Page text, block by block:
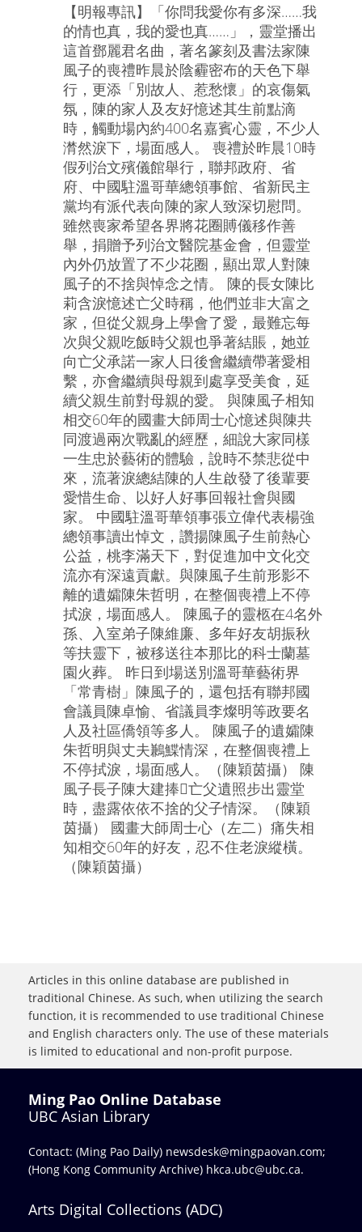
【明報專訊】「你問我愛你有多深……我
的情也真，我的愛也真……」，靈堂播出
這首鄧麗君名曲，著名篆刻及書法家陳
風子的喪禮昨晨於陰霾密布的天色下舉
行，更添「別故人、惹愁懷」的哀傷氣
氛，陳的家人及友好憶述其生前點滴
時，觸動場內約400名嘉賓心靈，不少人
潸然淚下，場面感人。 喪禮於昨晨10時
假列治文殯儀館舉行，聯邦政府、省
府、中國駐溫哥華總領事館、省新民主
黨均有派代表向陳的家人致深切慰問。
雖然喪家希望各界將花圈賻儀移作善
舉，捐贈予列治文醫院基金會，但靈堂
內外仍放置了不少花圈，顯出眾人對陳
風子的不捨與悼念之情。 陳的長女陳比
莉含淚憶述亡父時稱，他們並非大富之
家，但從父親身上學會了愛，最難忘每
次與父親吃飯時父親也爭著結賬，她並
向亡父承諾一家人日後會繼續帶著愛相
繫，亦會繼續與母親到處享受美食，延
續父親生前對母親的愛。 與陳風子相知
相交60年的國畫大師周士心憶述與陳共
同渡過兩次戰亂的經歷，細說大家同樣
一生忠於藝術的體驗，說時不禁悲從中
來，流著淚總結陳的人生啟發了後輩要
愛惜生命、以好人好事回報社會與國
家。 中國駐溫哥華領事張立偉代表楊強
總領事讀出悼文，讚揚陳風子生前熱心
公益，桃李滿天下，對促進加中文化交
流亦有深遠貢獻。與陳風子生前形影不
離的遺孀陳朱哲明，在整個喪禮上不停
拭淚，場面感人。 陳風子的靈柩在4名外
孫、入室弟子陳維廉、多年好友胡振秋
等扶靈下，被移送往本那比的科士蘭墓
園火葬。 昨日到場送別溫哥華藝術界
「常青樹」陳風子的，還包括有聯邦國
會議員陳卓愉、省議員李燦明等政要名
人及社區僑領等多人。 陳風子的遺孀陳
朱哲明與丈夫鶼鰈情深，在整個喪禮上
不停拭淚，場面感人。（陳穎茵攝） 陳
風子長子陳大建捧亡父遺照步出靈堂
時，盡露依依不捨的父子情深。（陳穎
茵攝） 國畫大師周士心（左二）痛失相
知相交60年的好友，忍不住老淚縱橫。
（陳穎茵攝）
Articles in this online database are published in
traditional Chinese. As such, when utilizing the search
function, it is recommended to use traditional Chinese
and English characters only. The use of these materials
is limited to educational and non-profit purpose.
Ming Pao Online Database
UBC Asian Library
Contact: (Ming Pao Daily) newsdesk@mingpaovan.com;
(Hong Kong Community Archive) hkca.ubc@ubc.ca.
Arts Digital Collections (ADC)